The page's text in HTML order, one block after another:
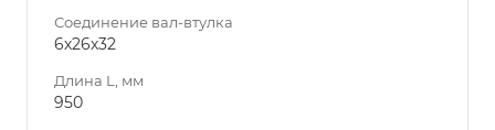
Соединение вал-втулка
6х26х32
Длина L, мм
950